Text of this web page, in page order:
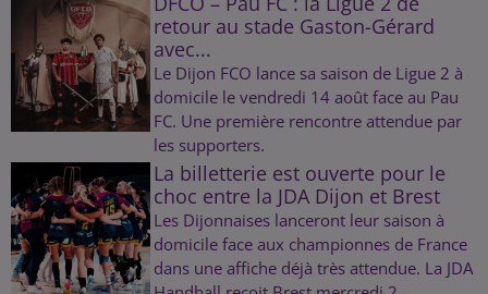
retour au stade Gaston-Gérard
avec...
Le Dijon FCO lance sa saison de Ligue 2 à
domicile le vendredi 14 août face au Pau
FC. Une première rencontre attendue par
les supporters.
La billetterie est ouverte pour le
choc entre la JDA Dijon et Brest
Les Dijonnaises lanceront leur saison à
domicile face aux championnes de France
dans une affiche déjà très attendue. La JDA